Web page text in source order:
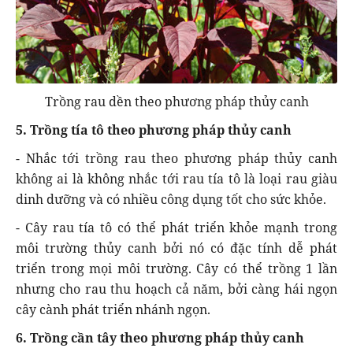
Trồng rau dền theo phương pháp thủy canh
5. Trồng tía tô theo phương pháp thủy canh
- Nhắc tới trồng rau theo phương pháp thủy canh
không ai là không nhắc tới rau tía tô là loại rau giàu
dinh dưỡng và có nhiều công dụng tốt cho sức khỏe.
- Cây rau tía tô có thể phát triển khỏe mạnh trong
môi trường thủy canh bởi nó có đặc tính dễ phát
triển trong mọi môi trường. Cây có thể trồng 1 lần
nhưng cho rau thu hoạch cả năm, bởi càng hái ngọn
cây cành phát triển nhánh ngọn.
6. Trồng cần tây theo phương pháp thủy canh